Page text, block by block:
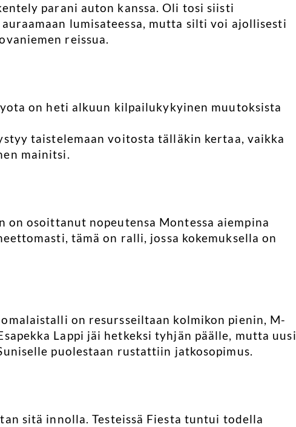
parani auton kanssa. Oli tosi siisti
lumisateessa, mutta silti voi ajollisesti
reissua.
on heti alkuun kilpailukykyinen muutoksista
taistelemaan voitosta tälläkin kertaa, vaikka
mainitsi.
osoittanut nopeutensa Montessa aiempina
tämä on ralli, jossa kokemuksella on
on resursseiltaan kolmikon pienin, M-
Lappi jäi hetkeksi tyhjän päälle, mutta uusi
puolestaan rustattiin jatkosopimus.
sitä innolla. Testeissä Fiesta tuntui todella